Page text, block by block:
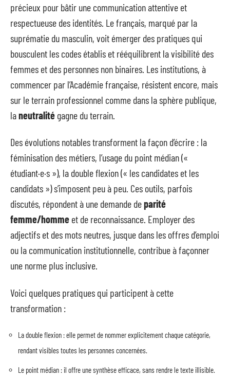
précieux pour bâtir une communication attentive et
respectueuse des identités. Le français, marqué par la
suprématie du masculin, voit émerger des pratiques qui
bousculent les codes établis et rééquilibrent la visibilité des
femmes et des personnes non binaires. Les institutions, à
commencer par l’Académie française, résistent encore, mais
sur le terrain professionnel comme dans la sphère publique,
laneutralité gagne du terrain.
Des évolutions notables transforment la façon d’écrire : la
féminisation des métiers, l’usage du point médian («
étudiant·e·s »), la double flexion (« les candidates et les
candidats ») s’imposent peu à peu. Ces outils, parfois
discutés, répondent à une demande deparité
femme/homme et de reconnaissance. Employer des
adjectifs et des mots neutres, jusque dans les offres d’emploi
ou la communication institutionnelle, contribue à façonner
une norme plus inclusive.
Voici quelques pratiques qui participent à cette
transformation :
La double flexion : elle permet de nommer explicitement chaque catégorie,
rendant visibles toutes les personnes concernées.
Le point médian : il offre une synthèse efficace, sans rendre le texte illisible.